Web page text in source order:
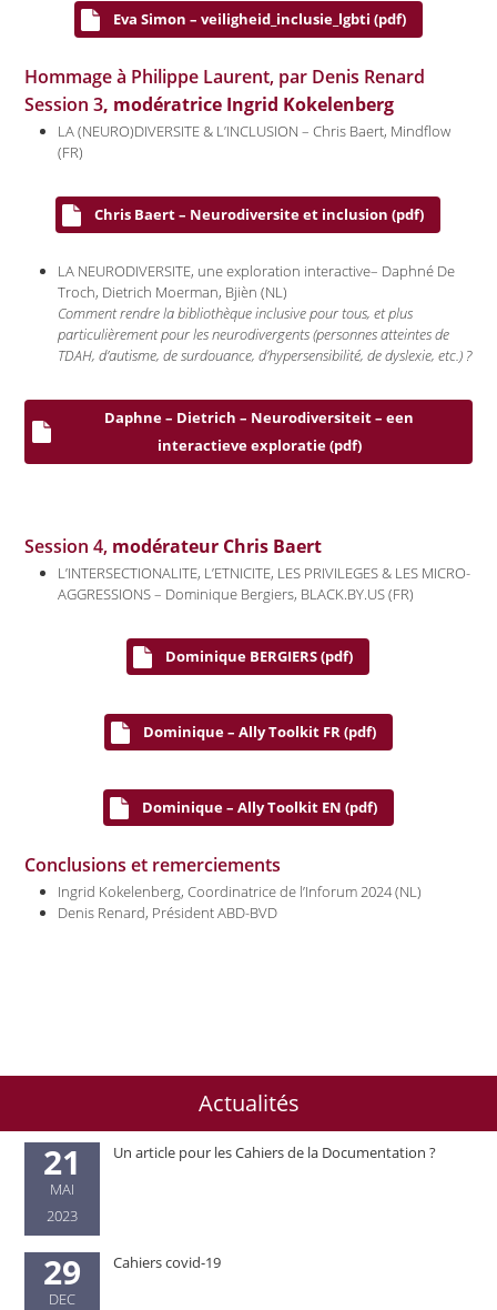
Eva Simon – veiligheid_inclusie_lgbti (pdf)
Hommage à Philippe Laurent, par Denis Renard
Session 3, modératrice Ingrid Kokelenberg
LA (NEURO)DIVERSITE & L’INCLUSION – Chris Baert, Mindflow
(FR)
Chris Baert – Neurodiversite et inclusion (pdf)
LA NEURODIVERSITE, une exploration interactive– Daphné De
Troch, Dietrich Moerman, Bjièn (NL)
Comment rendre la bibliothèque inclusive pour tous, et plus
particulièrement pour les neurodivergents (personnes atteintes de
TDAH, d’autisme, de surdouance, d’hypersensibilité, de dyslexie, etc.) ?
Daphne – Dietrich – Neurodiversiteit – een
interactieve exploratie (pdf)
Session 4, modérateur Chris Baert
L’INTERSECTIONALITE, L’ETNICITE, LES PRIVILEGES & LES MICRO-
AGGRESSIONS – Dominique Bergiers, BLACK.BY.US (FR)
Dominique BERGIERS (pdf)
Dominique – Ally Toolkit FR (pdf)
Dominique – Ally Toolkit EN (pdf)
Conclusions et remerciements
Ingrid Kokelenberg, Coordinatrice de l’Inforum 2024 (NL)
Denis Renard, Président ABD-BVD
Actualités
21
MAI
2023
Un article pour les Cahiers de la Documentation ?
29
DEC
Cahiers covid-19